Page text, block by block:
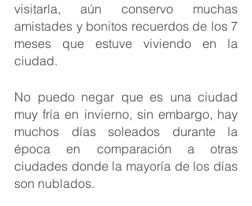
visitarla, aún conservo muchas
amistades y bonitos recuerdos de los 7
meses que estuve viviendo en la
ciudad.
No puedo negar que es una ciudad
muy fría en invierno, sin embargo, hay
muchos días soleados durante la
época en comparación a otras
ciudades donde la mayoría de los días
son nublados.